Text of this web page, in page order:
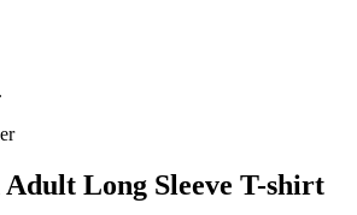
Long Sleeve T-shirt